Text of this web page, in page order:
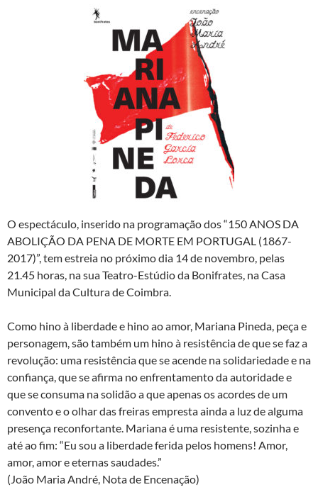
O espectáculo, inserido na programação dos “150 ANOS DA
ABOLIÇÃO DA PENA DE MORTE EM PORTUGAL (1867-
2017)”, tem estreia no próximo dia 14 de novembro, pelas
21.45 horas, na sua Teatro-Estúdio da Bonifrates, na Casa
Municipal da Cultura de Coimbra.
Como hino à liberdade e hino ao amor, Mariana Pineda, peça e
personagem, são também um hino à resistência de que se faz a
revolução: uma resistência que se acende na solidariedade e na
confiança, que se afirma no enfrentamento da autoridade e
que se consuma na solidão a que apenas os acordes de um
convento e o olhar das freiras empresta ainda a luz de alguma
presença reconfortante. Mariana é uma resistente, sozinha e
até ao fim: “Eu sou a liberdade ferida pelos homens! Amor,
amor, amor e eternas saudades.”
(João Maria André, Nota de Encenação)